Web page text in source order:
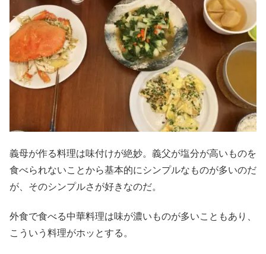
義母が作る料理は味付けが絶妙。義父が塩分が高いものを
食べられないことから基本的にシンプルなものが多いのだ
が、そのシンプルさが好きなのだ。
外食で食べる中華料理は味が濃いものが多いこともあり、
こういう料理がホッとする。